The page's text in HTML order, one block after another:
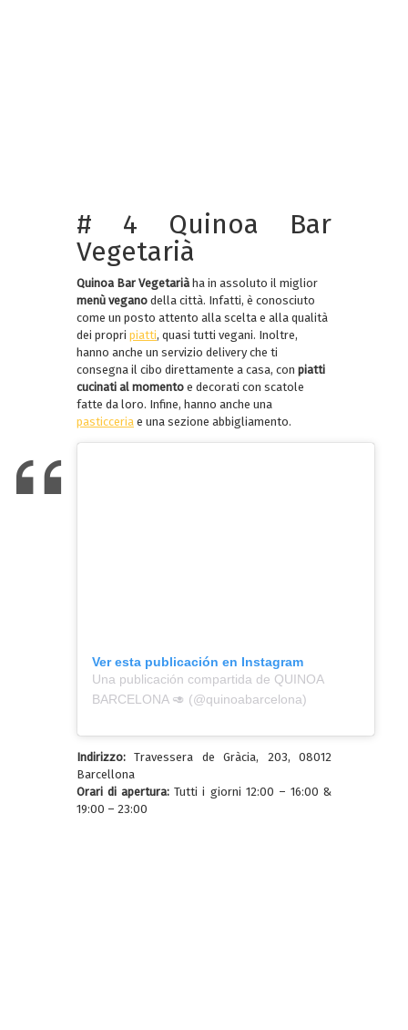
# 4 Quinoa Bar
Vegetarià
Quinoa Bar Vegetarià ha in assoluto il miglior
menù vegano della città. Infatti, è conosciuto
come un posto attento alla scelta e alla qualità
dei propri piatti, quasi tutti vegani. Inoltre,
hanno anche un servizio delivery che ti
consegna il cibo direttamente a casa, con piatti
cucinati al momento e decorati con scatole
fatte da loro. Infine, hanno anche una
pasticceria e una sezione abbigliamento.
Ver esta publicación en Instagram
Una publicación compartida de QUINOA
BARCELONA 🥑 (@quinoabarcelona)
Indirizzo: Travessera de Gràcia, 203, 08012
Barcellona
Orari di apertura: Tutti i giorni 12:00 – 16:00 &
19:00 – 23:00